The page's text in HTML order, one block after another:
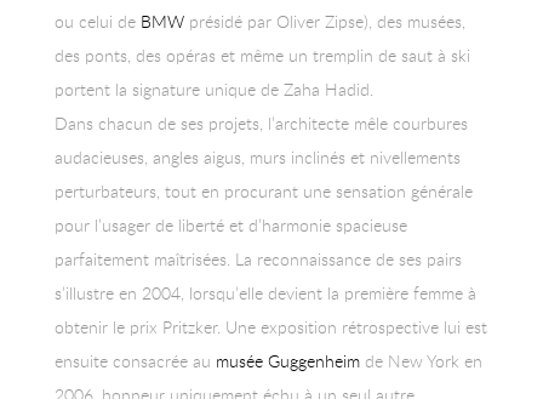
ou celui de BMWprésidé par Oliver Zipse), des musées,
des ponts, des opéras et même un tremplin de saut à ski
portent la signature unique de Zaha Hadid.
Dans chacun de ses projets, l’architecte mêle courbures
audacieuses, angles aigus, murs inclinés et nivellements
perturbateurs, tout en procurant une sensation générale
pour l’usager de liberté et d’harmonie spacieuse
parfaitement maîtrisées. La reconnaissance de ses pairs
s’illustre en 2004, lorsqu’elle devient la première femme à
obtenir le prix Pritzker. Une exposition rétrospective lui est
ensuite consacrée au musée Guggenheimde New York en